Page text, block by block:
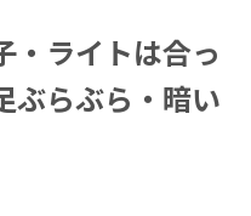
・ライトは合っ
ぶらぶら・暗い